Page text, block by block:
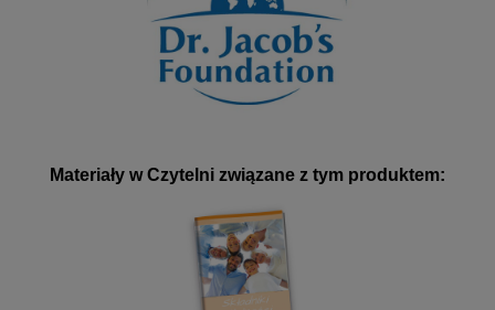
Materiały w Czytelni związane z tym produktem: